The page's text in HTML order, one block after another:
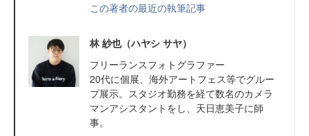
この著者の最近の執筆記事
林 紗也（ハヤシ サヤ）
フリーランスフォトグラファー
20代に個展、海外アートフェス等でグルー
プ展示。スタジオ勤務を経て数名のカメラ
マンアシスタントをし、天日恵美子に師
事。